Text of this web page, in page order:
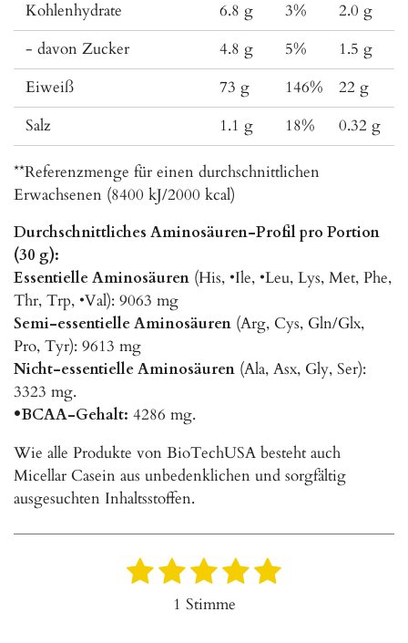
Kohlenhydrate 6.8 g 3%
2.0 g
- davon Zucker
4.8 g 5%
1.5 g
Eiweiß
73 g 146%
22 g
Salz
1.1 g 18% 0.32 g
**Referenzmenge für einen durchschnittlichen
Erwachsenen (8400 kJ/2000 kcal)
Durchschnittliches Aminosäuren-Profil pro Portion
(30 g):
Essentielle Aminosäuren (His, •Ile, •Leu, Lys, Met, Phe,
Thr, Trp, •Val): 9063 mg
Semi-essentielle Aminosäuren (Arg, Cys, Gln/Glx,
Pro, Tyr): 9613 mg
Nicht-essentielle Aminosäuren (Ala, Asx, Gly, Ser):
3323 mg.
•BCAA-Gehalt: 4286 mg.
Wie alle Produkte von BioTechUSA besteht auch
Micellar Casein aus unbedenklichen und sorgfältig
ausgesuchten Inhaltsstoffen.
1 2 3
S
4
S
5
1 Stimme